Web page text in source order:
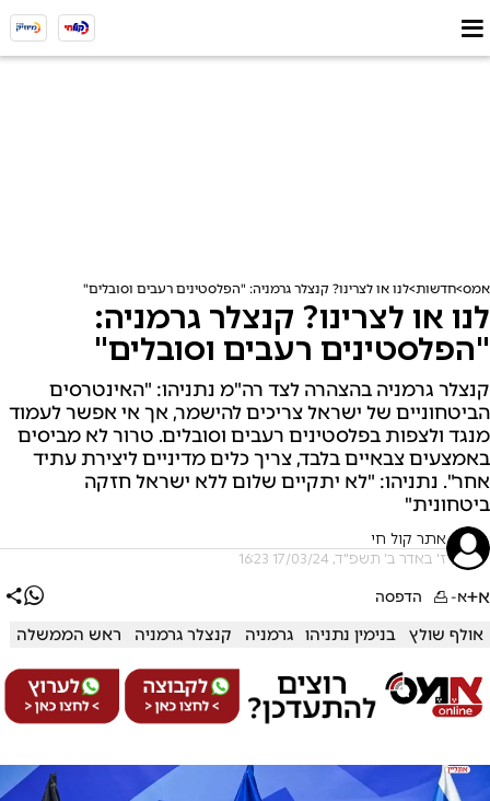
אמס חדשות לנו או לצרינו? קנצלר גרמניה: "הפלסטינים רעבים וסובלים"
לנו או לצרינו? קנצלר גרמניה:
"הפלסטינים רעבים וסובלים"
קנצלר גרמניה בהצהרה לצד רה"מ נתניהו: "האינטרסים
הביטחוניים של ישראל צריכים להישמר, אך אי אפשר לעמוד
מנגד ולצפות בפלסטינים רעבים וסובלים. טרור לא מביסים
באמצעים צבאיים בלבד, צריך כלים מדיניים ליצירת עתיד
אחר". נתניהו: "לא יתקיים שלום ללא ישראל חזקה
ביטחונית"
אתר קול חי
ז' באדר ב׳ תשפ"ד, 17/03/24 16:23
א+א- הדפסה
אולף שולץ בנימין נתניהו גרמניה קנצלר גרמניה ראש הממשלה